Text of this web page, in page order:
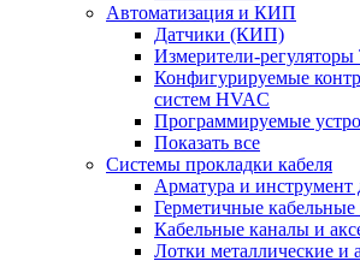
Автоматизация и КИП
Датчики (КИП)
Измерители-регуляторы
Конфигурируемые
систем HVAC
Программируемые
Показать все
Системы прокладки кабеля
Арматура и
Герметичные
Кабельные каналы и
Лотки металлические и